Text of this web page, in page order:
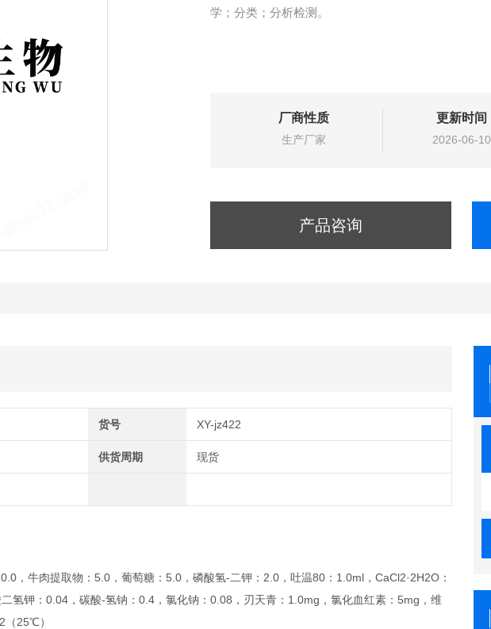
学；分类；分析检测。
厂商性质
生产厂家
更新时间
2026-06-10
产品咨询
货号 XY-jz422
供货周期 现货
，牛肉提取物：5.0，葡萄糖：5.0，磷酸氢-二钾：2.0，吐温80：1.0ml，CaCl2·2H2O：
氢钾：0.04，碳酸-氢钠：0.4，氯化钠：0.08，刃天青：1.0mg，氯化血红素：5mg，维
（25℃）